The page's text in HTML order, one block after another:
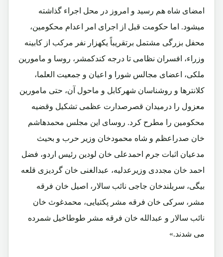
امضای شاه هم رسید و امروز در محل اجراء گذاشته
میشود. اما حکومت قبل از اجرای امر اعدام محکومین،
محفل بزرگی مشتمل برتقریباً یکهزار نفر مرکب از کابینه
وزراء، افسران نظامی تا درجه کندکمشر، روسا و مامورین
ملکی، اعضای مجالس شورا و اعیان و جمعیت العلما،
کلانترها و روشناسان شهرکابل و ماحول آن، حتی مامورین
معزول را درمیدان قصرصدارت عظمی تشکیل وقضیه
محکومین را مطرح کرد. روسای این مجلس محمدهاشم
خان صدراعظم و شاه محمودخان وزیر حرب و بحیث
مدعیان اثبات جرم احمدعلی خان لودین رئیس اردو، فضل
احمد خان مجددی وزیرعدلیه، عبدالغنی خان گردیزی قلعه
بیگی، سربلندخان جاجی نائب سالار، اصیل خان فرقه
مشر، سرکی خان فرقه مشر پکتیایی، محمدغوث خان
نائب سالار و عبدالله خان فرقه مشر طوطاخیل شمرده
می شدند.»